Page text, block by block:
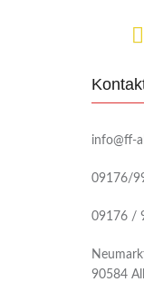
info@ff-
09176/
09176 /
90584